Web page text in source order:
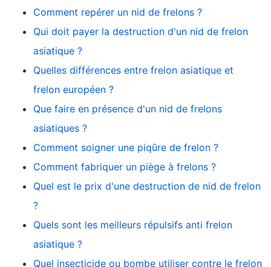
Comment repérer un nid de frelons ?
Qui doit payer la destruction d'un nid de frelon
asiatique ?
Quelles différences entre frelon asiatique et
frelon européen ?
Que faire en présence d'un nid de frelons
asiatiques ?
Comment soigner une piqûre de frelon ?
Comment fabriquer un piège à frelons ?
Quel est le prix d'une destruction de nid de frelon
?
Quels sont les meilleurs répulsifs anti frelon
asiatique ?
Quel insecticide ou bombe utiliser contre le frelon